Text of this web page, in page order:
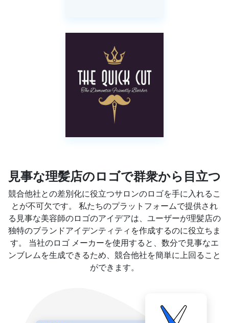
見事な理髪店のロゴで群衆から目立つ
競合他社との差別化に役立つサロンのロゴを手に入れるこ
とが不可欠です。 私たちのプラットフォームで提供され
る見事な美容師のロゴのアイデアは、ユーザーが理髪店の
独特のブランドアイデンティティを作成するのに役立ちま
す。 当社のロゴ メーカーを使用すると、数分で見事なエ
ンブレムを生成できるため、競合他社を簡単に上回ること
ができます。